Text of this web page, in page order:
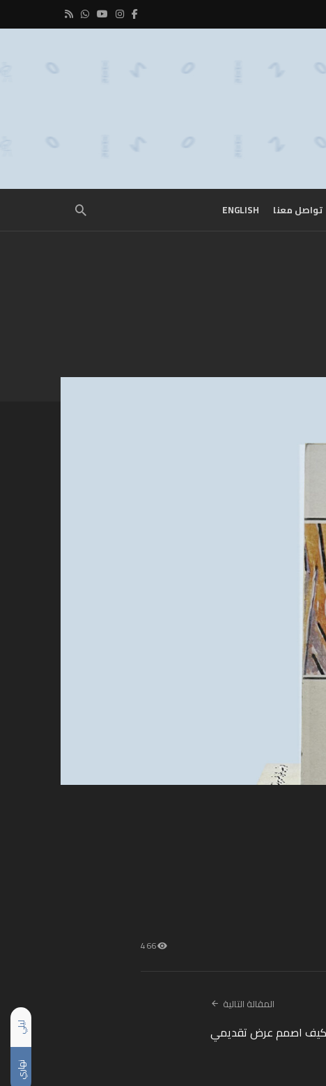
ليلي
نهاري
تواصل معنا ENGLISH
466
المقالة التالية